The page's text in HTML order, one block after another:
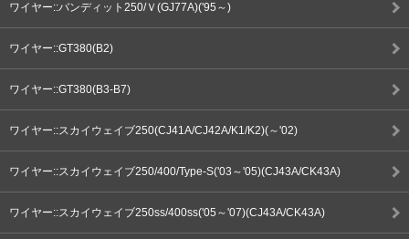
ワイヤー::バンディット250/Ｖ(GJ77A)('95～)
ワイヤー::GT380(B2)
ワイヤー::GT380(B3-B7)
ワイヤー::スカイウェイブ250(CJ41A/CJ42A/K1/K2)(～'02)
ワイヤー::スカイウェイブ250/400/Type-S('03～'05)(CJ43A/CK43A)
ワイヤー::スカイウェイブ250ss/400ss('05～'07)(CJ43A/CK43A)